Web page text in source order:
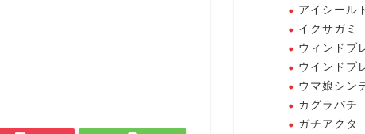
アイシール
イクサガミ
ウィンドブ
ウインドブ
ウマ娘シン
カグラバチ
ガチアクタ